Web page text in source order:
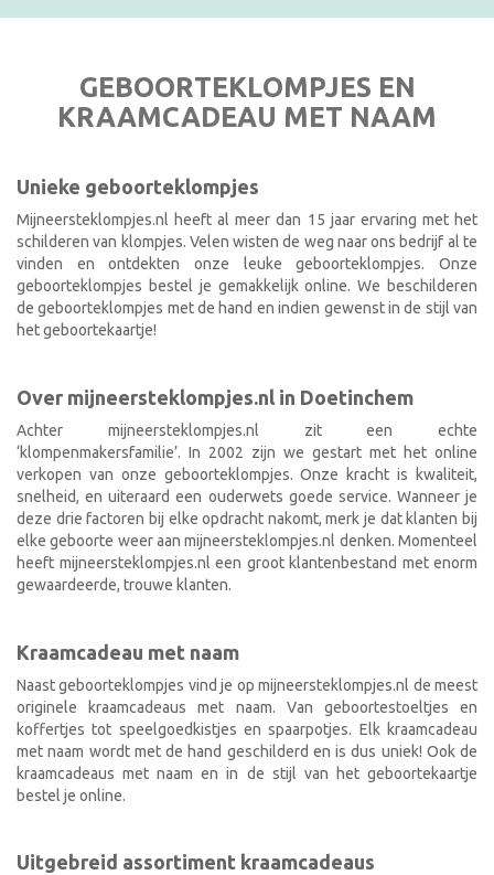
GEBOORTEKLOMPJES EN
KRAAMCADEAU MET NAAM
Unieke geboorteklompjes
Mijneersteklompjes.nl heeft al meer dan 15 jaar ervaring met het
schilderen van klompjes. Velen wisten de weg naar ons bedrijf al te
vinden en ontdekten onze leuke geboorteklompjes. Onze
geboorteklompjes bestel je gemakkelijk online. We beschilderen
de geboorteklompjes met de hand en indien gewenst in de stijl van
het geboortekaartje!
Over mijneersteklompjes.nl in Doetinchem
Achter mijneersteklompjes.nl zit een echte
‘klompenmakersfamilie’. In 2002 zijn we gestart met het online
verkopen van onze geboorteklompjes. Onze kracht is kwaliteit,
snelheid, en uiteraard een ouderwets goede service. Wanneer je
deze drie factoren bij elke opdracht nakomt, merk je dat klanten bij
elke geboorte weer aan mijneersteklompjes.nl denken. Momenteel
heeft mijneersteklompjes.nl een groot klantenbestand met enorm
gewaardeerde, trouwe klanten.
Kraamcadeau met naam
Naast geboorteklompjes vind je op mijneersteklompjes.nl de meest
originele kraamcadeaus met naam. Van geboortestoeltjes en
koffertjes tot speelgoedkistjes en spaarpotjes. Elk kraamcadeau
met naam wordt met de hand geschilderd en is dus uniek! Ook de
kraamcadeaus met naam en in de stijl van het geboortekaartje
bestel je online.
Uitgebreid assortiment kraamcadeaus